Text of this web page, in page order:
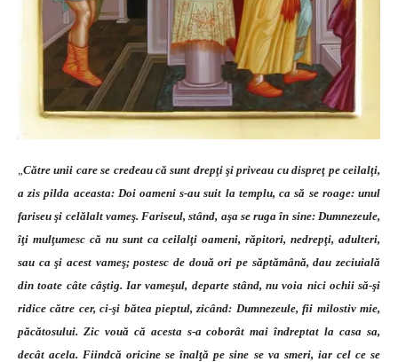
Către unii care se credeau că sunt drepţi şi priveau cu dispreţ pe ceilalţi,
a zis pilda aceasta: Doi oameni s-au suit la templu, ca să se roage: unul
fariseu şi celălalt vameş. Fariseul, stând, aşa se ruga în sine: Dumnezeule,
îţi mulţumesc că nu sunt ca ceilalţi oameni, răpitori, nedrepţi, adulteri,
sau ca şi acest vameş; postesc de două ori pe săptămână, dau zeciuială
din toate câte câştig. Iar vameşul, departe stând, nu voia nici ochii să-şi
ridice către cer, ci-şi bătea pieptul, zicând: Dumnezeule, fii milostiv mie,
păcătosului. Zic vouă că acesta s-a coborât mai îndreptat la casa sa,
decât acela. Fiindcă oricine se înalţă pe sine se va smeri, iar cel ce se